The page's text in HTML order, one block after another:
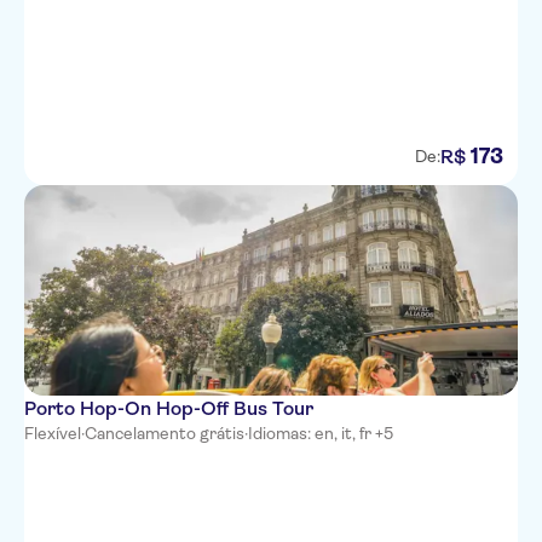
De:R$ 173
Porto Hop-On Hop-Off Bus Tour
Flexível·Cancelamento grátis·Idiomas: en, it, fr +5